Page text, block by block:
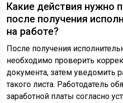
Какие действия нужно
после получения
на работе?
После получения
необходимо проверить
документа, затем уведомить
такого листа. Работодатель
заработной платы согласно